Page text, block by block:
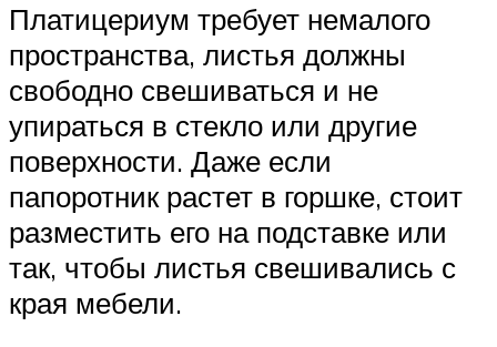
Платицериум требует немалого
пространства, листья должны
свободно свешиваться и не
упираться в стекло или другие
поверхности. Даже если
папоротник растет в горшке, стоит
разместить его на подставке или
так, чтобы листья свешивались с
края мебели.